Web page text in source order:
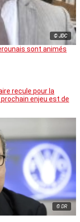
© JDC
sont animés
recule pour la
enjeu est de
© DR